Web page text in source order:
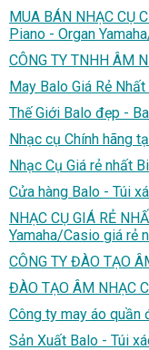
MUA BÁN NHẠC CỤ
Piano - Organ
CÔNG TY TNHH ÂM
May Balo Giá Rẻ
Thế Giới Balo đẹp -
Nhạc cụ Chính hãng
Nhạc Cụ Giá rẻ nhất
Cửa hàng Balo - Túi
NHẠC CỤ GIÁ RẺ
Yamaha/Casio giá rẻ
CÔNG TY ĐÀO TẠO
ĐÀO TẠO ÂM NHẠC
Công ty may áo quần
Sản Xuất Balo - Túi